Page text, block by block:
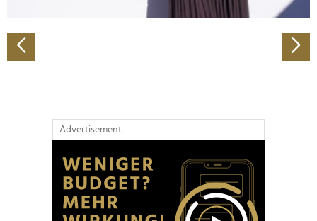
Verwendung unserer Website an unsere Partner für
Partner führen diese Informationen möglicherweise mit
weiteren Daten zusammen, die Sie ihnen bereitgestellt
Advertisement